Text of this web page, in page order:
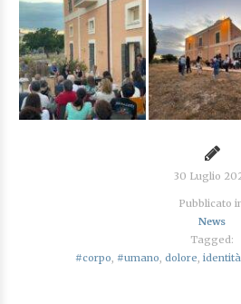
30 Luglio
Pubblicato
News
Tagged:
#corpo, #umano, dolore, identità